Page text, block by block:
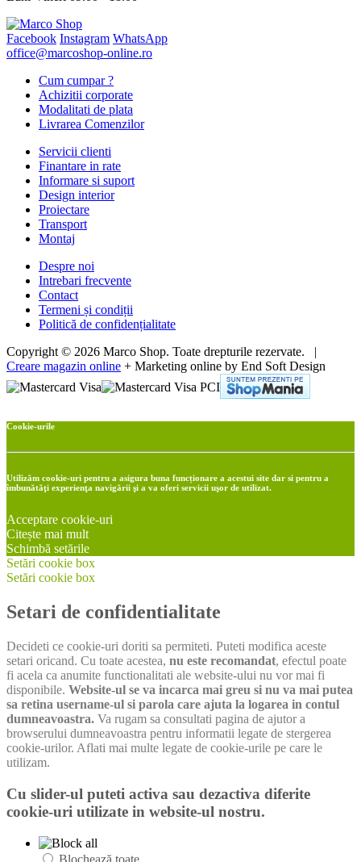
Facebook Instagram WhatsApp
office@marcoshop-online.ro
Cum cumpar ?
Achizitii corporate
Modalitati de plata
Livrarea Comenzilor
Servicii clienti
Finantare in rate
Informare si suport
Design interior
Proiectare
Transport
Montaj
Despre noi
Intrebari frecvente
Contact
Termeni și condiții
Politică de confidențialitate
Copyright © 2026 Marco Shop. Toate drepturile rezervate. |
Creare magazin online + Marketing online by End Soft Design
Cookie-urile
Utilizăm cookie-uri pentru a asigura buna funcționare a acestui site dar si pentru a
îmbunătăţi experienţa navigării şi a va oferi servicii uşor de utilizat.
Acceptare cookie-uri
Citește mai mult
Schimbă setările
Setări cookie box
Setări cookie box
Setari de confidentialitate
Decideti ce cookie-uri doriti sa permiteti. Puteti modifica aceste
setari oricand. Cu toate acestea, nu este recomandat, efectul poate
fi acela ca anumite functionalitati ale website-ului nu vor mai fi
disponibile. Website-ul se va incarca mai greu si nu va mai putea
sa retina username-ul si parola care ajuta la logarea in contul
dumneavoastra. Va rugam sa consultati pagina de ajutor a
browserului dumneavoastra pentru informatii legate de stergerea
cookie-urilor. Aflati mai multe legate de cookie-urile pe care le
utilizam.
Cu slider-ul puteti activa sau dezactiva diferite
cookie-uri utilizate in website-ul nostru.
Blochează toate